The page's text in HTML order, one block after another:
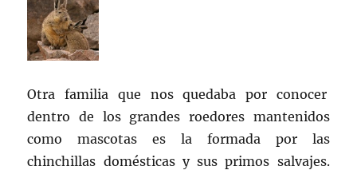
Otra familia que nos quedaba por conocer
dentro de los grandes roedores mantenidos
como mascotas es la formada por las
chinchillas domésticas y sus primos salvajes.